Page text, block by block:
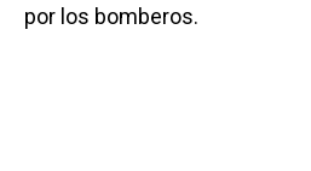
por los bomberos.